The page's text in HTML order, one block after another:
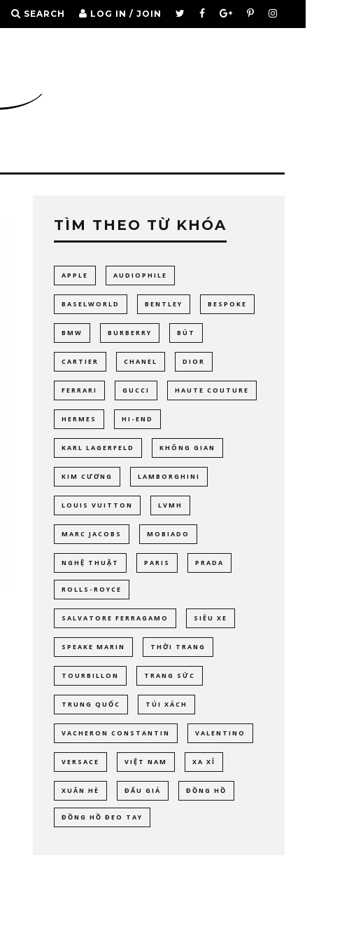
SEARCH LOG IN / JOIN
TÌM THEO TỪ KHÓA
APPLE AUDIOPHILE
BASELWORLD BENTLEY BESPOKE
BMW BURBERRY BÚT
CARTIER CHANEL DIOR
FERRARI GUCCI HAUTE COUTURE
HERMES HI-END
KARL LAGERFELD KHÔNG GIAN
KIM CƯƠNG LAMBORGHINI
LOUIS VUITTON LVMH
MARC JACOBS MOBIADO
NGHỆ THUẬT PARIS PRADA
ROLLS-ROYCE
SALVATORE FERRAGAMO SIÊU XE
SPEAKE MARIN THỜI TRANG
TOURBILLON TRANG SỨC
TRUNG QUỐC TÚI XÁCH
VACHERON CONSTANTIN VALENTINO
VERSACE VIỆT NAM XA XỈ
XUÂN HÈ ĐẤU GIÁ ĐỒNG HỒ
ĐỒNG HỒ ĐEO TAY